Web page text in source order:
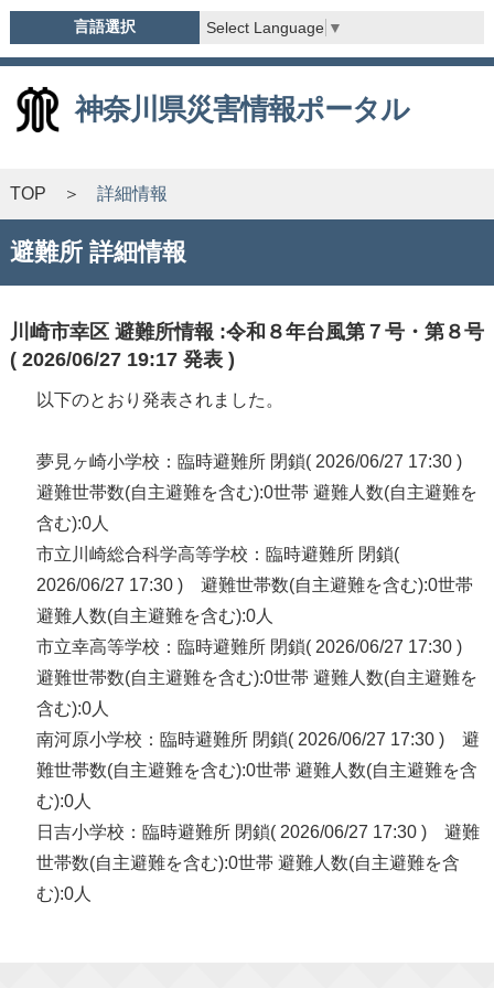
言語選択 Select Language ▼
神奈川県災害情報ポータル
TOP 詳細情報
避難所 詳細情報
川崎市幸区 避難所情報 :令和８年台風第７号・第８号
( 2026/06/27 19:17 発表 )
以下のとおり発表されました。
夢見ヶ崎小学校：臨時避難所 閉鎖( 2026/06/27 17:30 )
避難世帯数(自主避難を含む):0世帯 避難人数(自主避難を
含む):0人
市立川崎総合科学高等学校：臨時避難所 閉鎖(
2026/06/27 17:30 ) 避難世帯数(自主避難を含む):0世帯
避難人数(自主避難を含む):0人
市立幸高等学校：臨時避難所 閉鎖( 2026/06/27 17:30 )
避難世帯数(自主避難を含む):0世帯 避難人数(自主避難を
含む):0人
南河原小学校：臨時避難所 閉鎖( 2026/06/27 17:30 ) 避
難世帯数(自主避難を含む):0世帯 避難人数(自主避難を含
む):0人
日吉小学校：臨時避難所 閉鎖( 2026/06/27 17:30 ) 避難
世帯数(自主避難を含む):0世帯 避難人数(自主避難を含
む):0人